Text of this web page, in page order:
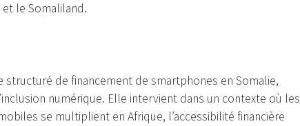
le Somaliland.
de financement de smartphones en Somalie,
numérique. Elle intervient dans un contexte où les
se multiplient en Afrique, l’accessibilité financière